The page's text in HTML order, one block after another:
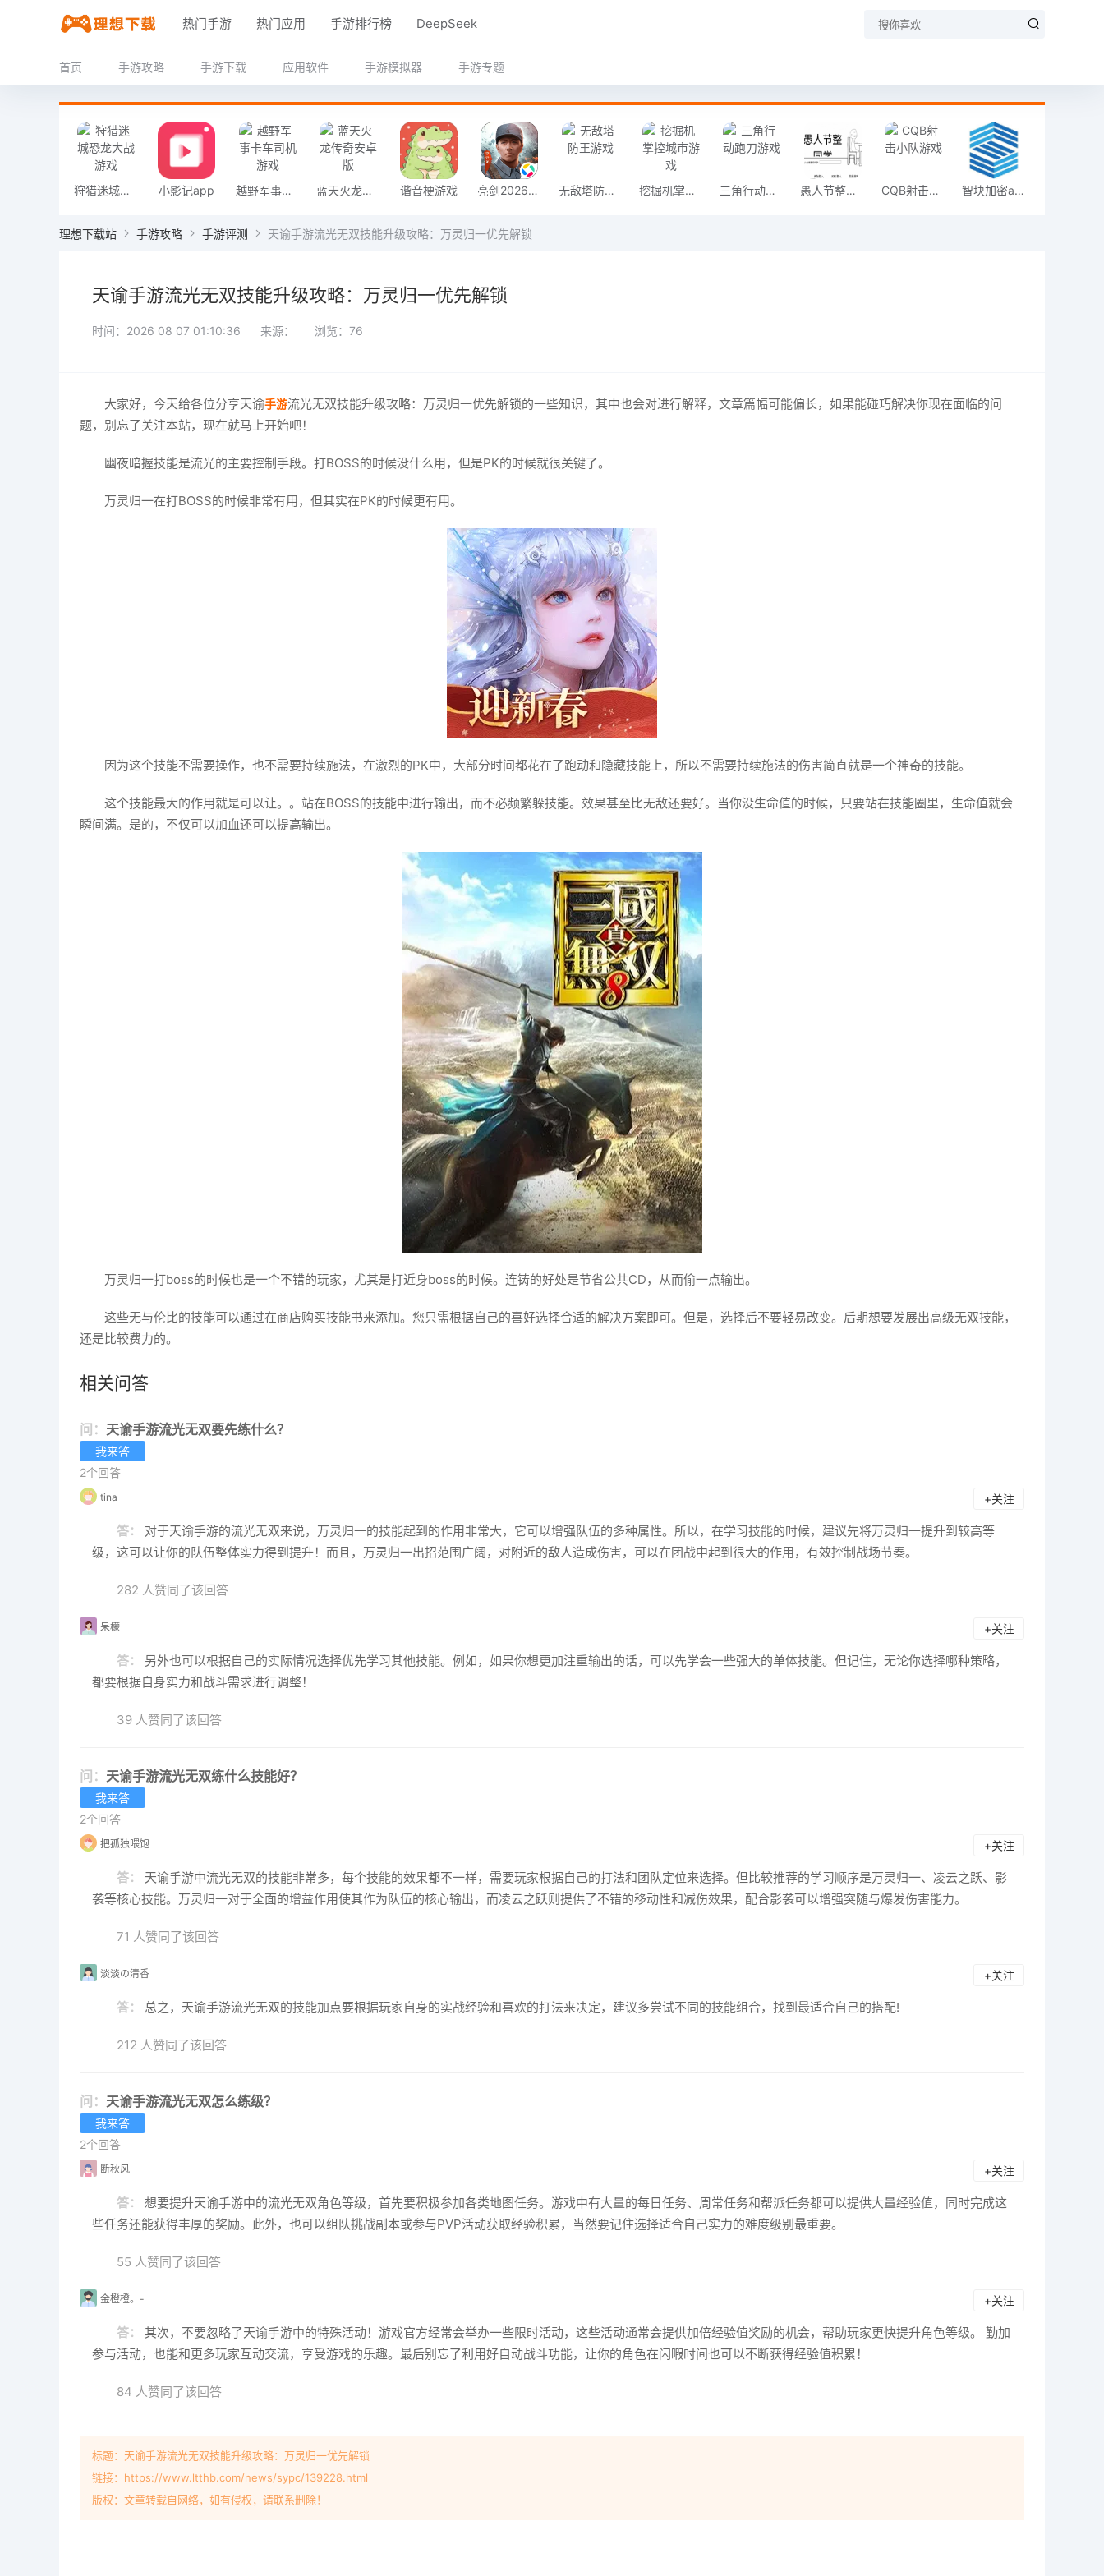
热门手游 热门应用 手游排行榜 DeepSeek
首页 手游攻略 手游下载 应用软件 手游模拟器 手游专题
狩猎迷城恐龙大战游戏 小影记app 越野军事卡车司机游戏 蓝天火龙传奇安卓版 谐音梗游戏 亮剑2026官方版 无敌塔防王游戏 挖掘机掌控城市游戏 三角行动跑刀游戏 愚人节整同学 CQB射击小队游戏 智块加密app
理想下载站 手游攻略 手游评测 天谕手游流光无双技能升级攻略：万灵归一优先解锁
天谕手游流光无双技能升级攻略：万灵归一优先解锁
时间：2026 08 07 01:10:36 来源： 浏览：76
大家好，今天给各位分享天谕手游流光无双技能升级攻略：万灵归一优先解锁的一些知识，其中也会对进行解释，文章篇幅可能偏长，如果能碰巧解决你现在面临的问
题，别忘了关注本站，现在就马上开始吧！
幽夜暗握技能是流光的主要控制手段。打BOSS的时候没什么用，但是PK的时候就很关键了。
万灵归一在打BOSS的时候非常有用，但其实在PK的时候更有用。
因为这个技能不需要操作，也不需要持续施法，在激烈的PK中，大部分时间都花在了跑动和隐藏技能上，所以不需要持续施法的伤害简直就是一个神奇的技能。
这个技能最大的作用就是可以让。。站在BOSS的技能中进行输出，而不必频繁躲技能。效果甚至比无敌还要好。当你没生命值的时候，只要站在技能圈里，生命值就会
瞬间满。是的，不仅可以加血还可以提高输出。
万灵归一打boss的时候也是一个不错的玩家，尤其是打近身boss的时候。连铸的好处是节省公共CD，从而偷一点输出。
这些无与伦比的技能可以通过在商店购买技能书来添加。您只需根据自己的喜好选择合适的解决方案即可。但是，选择后不要轻易改变。后期想要发展出高级无双技能，
还是比较费力的。
相关问答
问： 天谕手游流光无双要先练什么？
我来答
2个回答
tina +关注
答：
对于天谕手游的流光无双来说，万灵归一的技能起到的作用非常大，它可以增强队伍的多种属性。所以，在学习技能的时候，建议先将万灵归一提升到较高等
级，这可以让你的队伍整体实力得到提升！而且，万灵归一出招范围广阔，对附近的敌人造成伤害，可以在团战中起到很大的作用，有效控制战场节奏。
282 人赞同了该回答
呆檬 +关注
答：
另外也可以根据自己的实际情况选择优先学习其他技能。例如，如果你想更加注重输出的话，可以先学会一些强大的单体技能。但记住，无论你选择哪种策略，
都要根据自身实力和战斗需求进行调整！
39 人赞同了该回答
问： 天谕手游流光无双练什么技能好？
我来答
2个回答
把孤独喂饱 +关注
答：
天谕手游中流光无双的技能非常多，每个技能的效果都不一样，需要玩家根据自己的打法和团队定位来选择。但比较推荐的学习顺序是万灵归一、凌云之跃、影
袭等核心技能。万灵归一对于全面的增益作用使其作为队伍的核心输出，而凌云之跃则提供了不错的移动性和减伤效果，配合影袭可以增强突随与爆发伤害能力。
71 人赞同了该回答
淡淡の清香 +关注
答： 总之，天谕手游流光无双的技能加点要根据玩家自身的实战经验和喜欢的打法来决定，建议多尝试不同的技能组合，找到最适合自己的搭配!
212 人赞同了该回答
问： 天谕手游流光无双怎么练级？
我来答
2个回答
断秋风 +关注
答：
想要提升天谕手游中的流光无双角色等级，首先要积极参加各类地图任务。游戏中有大量的每日任务、周常任务和帮派任务都可以提供大量经验值，同时完成这
些任务还能获得丰厚的奖励。此外，也可以组队挑战副本或参与PVP活动获取经验积累，当然要记住选择适合自己实力的难度级别最重要。
55 人赞同了该回答
金橙橙。- +关注
答：
其次，不要忽略了天谕手游中的特殊活动！游戏官方经常会举办一些限时活动，这些活动通常会提供加倍经验值奖励的机会，帮助玩家更快提升角色等级。 勤加
参与活动，也能和更多玩家互动交流，享受游戏的乐趣。最后别忘了利用好自动战斗功能，让你的角色在闲暇时间也可以不断获得经验值积累！
84 人赞同了该回答
标题：天谕手游流光无双技能升级攻略：万灵归一优先解锁
链接：https://www.ltthb.com/news/sypc/139228.html
版权：文章转载自网络，如有侵权，请联系删除！